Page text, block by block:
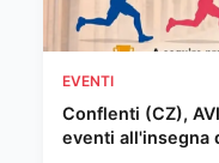
EVENTI
Conflenti (CZ),
eventi all'insegna